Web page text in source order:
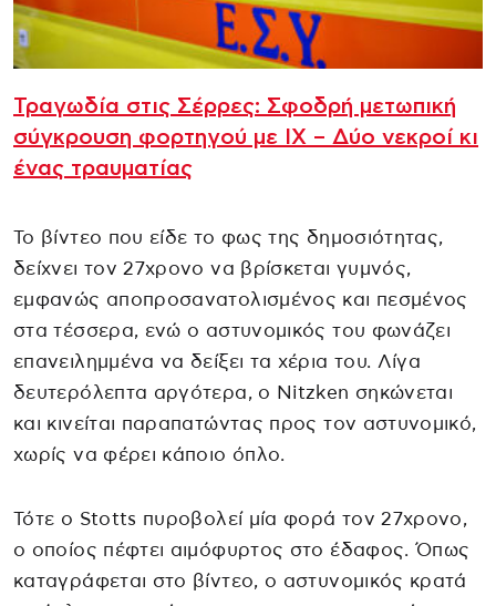
Τραγωδία στις Σέρρες: Σφοδρή μετωπική
σύγκρουση φορτηγού με ΙΧ – Δύο νεκροί κι
ένας τραυματίας
Το βίντεο που είδε το φως της δημοσιότητας,
δείχνει τον 27χρονο να βρίσκεται γυμνός,
εμφανώς αποπροσανατολισμένος και πεσμένος
στα τέσσερα, ενώ ο αστυνομικός του φωνάζει
επανειλημμένα να δείξει τα χέρια του. Λίγα
δευτερόλεπτα αργότερα, ο Nitzken σηκώνεται
και κινείται παραπατώντας προς τον αστυνομικό,
χωρίς να φέρει κάποιο όπλο.
Τότε ο Stotts πυροβολεί μία φορά τον 27χρονο,
ο οποίος πέφτει αιμόφυρτος στο έδαφος. Όπως
καταγράφεται στο βίντεο, ο αστυνομικός κρατά